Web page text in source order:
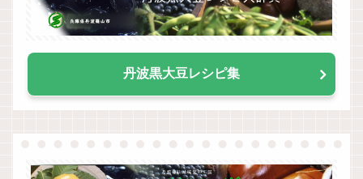
丹波黒大豆レシピ集